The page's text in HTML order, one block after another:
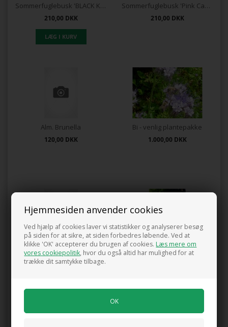
Hjemmesiden anvender cookies
Ved hjælp af cookies laver vi statistikker og analyserer besøg
på siden for at sikre, at siden forbedres løbende. Ved at
klikke 'OK' accepterer du brugen af cookies.Læs mere om
vores cookiepolitik, hvor du også altid har mulighed for at
trække dit samtykke tilbage.
Sommerfuglebusk 'BLACK KNIGHT'
210,00 DKK
Sommerfuglebusk 'Pink Cascade` ®
210,00 DKK
Alm. Brunella
120,00 DKK
Bi - venlig plantepakke
1.000,00 DKK
Bidende Ranunkel
120,00DKK
Bjerg-knopurt